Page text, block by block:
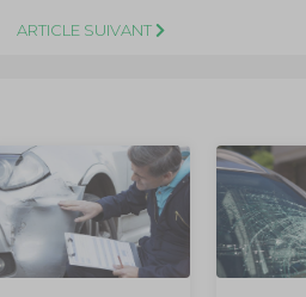
ARTICLE SUIVANT